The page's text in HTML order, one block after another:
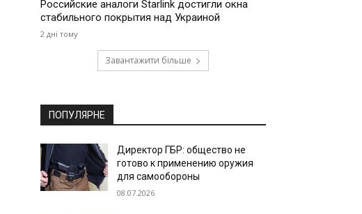
Российские аналоги Starlink достигли окна
стабильного покрытия над Украиной
2 дні тому
Завантажити більше
ПОПУЛЯРНЕ
Директор ГБР: общество не
готово к применению оружия
для самообороны
08.07.2026